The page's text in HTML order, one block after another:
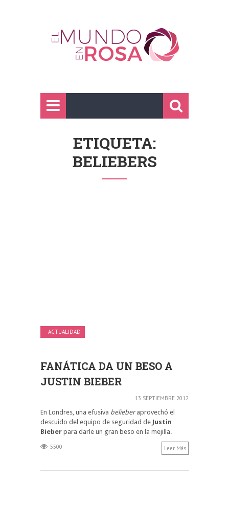
ETIQUETA:
BELIEBERS
ACTUALIDAD
FANÁTICA DA UN BESO A
JUSTIN BIEBER
13 SEPTIEMBRE 2012
En Londres, una efusiva belieberaprovechó el
descuido del equipo de seguridad de Justin
Bieber para darle un gran beso en la mejilla.
5500 Leer Más